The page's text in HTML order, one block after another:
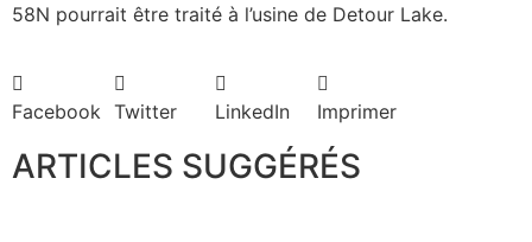
58N pourrait être traité à l’usine de Detour Lake.
Facebook Twitter LinkedIn Imprimer
ARTICLES SUGGÉRÉS